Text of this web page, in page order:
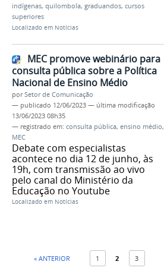
indígenas, quilombola, graduandos, cursos
superiores
Localizado em Notícias
MEC promove webinário para
consulta pública sobre a Política
Nacional de Ensino Médio
porSetor de Comunicação
— publicado 12/06/2023 — última modificação
13/06/2023 08h35
— registrado em: consulta pública, ensino médio,
MEC
Debate com especialistas
acontece no dia 12 de junho, às
19h, com transmissão ao vivo
pelo canal do Ministério da
Educação no Youtube
Localizado em Notícias
« ANTERIOR 1 2
3